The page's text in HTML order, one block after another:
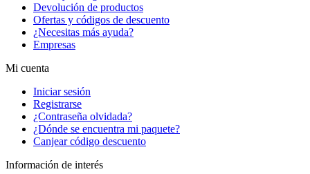
Devolución de productos
Ofertas y códigos de descuento
¿Necesitas más ayuda?
Empresas
Mi cuenta
Iniciar sesión
Registrarse
¿Contraseña olvidada?
¿Dónde se encuentra mi paquete?
Canjear código descuento
Información de interés